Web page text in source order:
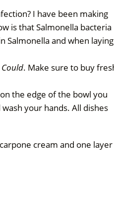
I have been making
is that Salmonella bacteria
Salmonella and when laying
Could. Make sure to buy
the edge of the bowl you
your hands. All dishes
cream and one layer